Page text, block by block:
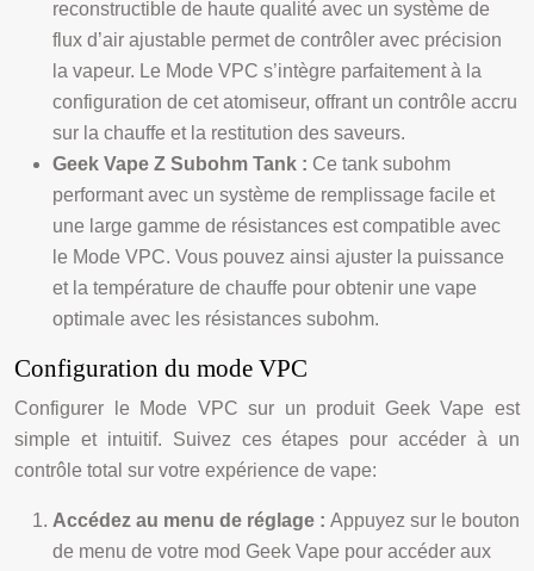
reconstructible de haute qualité avec un système de
flux d’air ajustable permet de contrôler avec précision
la vapeur. Le Mode VPC s’intègre parfaitement à la
configuration de cet atomiseur, offrant un contrôle accru
sur la chauffe et la restitution des saveurs.
Geek Vape Z Subohm Tank : Ce tank subohm
performant avec un système de remplissage facile et
une large gamme de résistances est compatible avec
le Mode VPC. Vous pouvez ainsi ajuster la puissance
et la température de chauffe pour obtenir une vape
optimale avec les résistances subohm.
Configuration du mode VPC
Configurer le Mode VPC sur un produit Geek Vape est
simple et intuitif. Suivez ces étapes pour accéder à un
contrôle total sur votre expérience de vape:
Accédez au menu de réglage : Appuyez sur le bouton
de menu de votre mod Geek Vape pour accéder aux